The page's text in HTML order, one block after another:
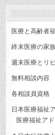
医療と高齢者
終末医療の家
週末医療とリ
無料相談内容
各相談員資格
日本医療福祉
医療福祉ア